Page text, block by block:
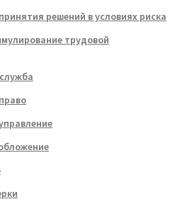
решений в условиях риска
трудовой